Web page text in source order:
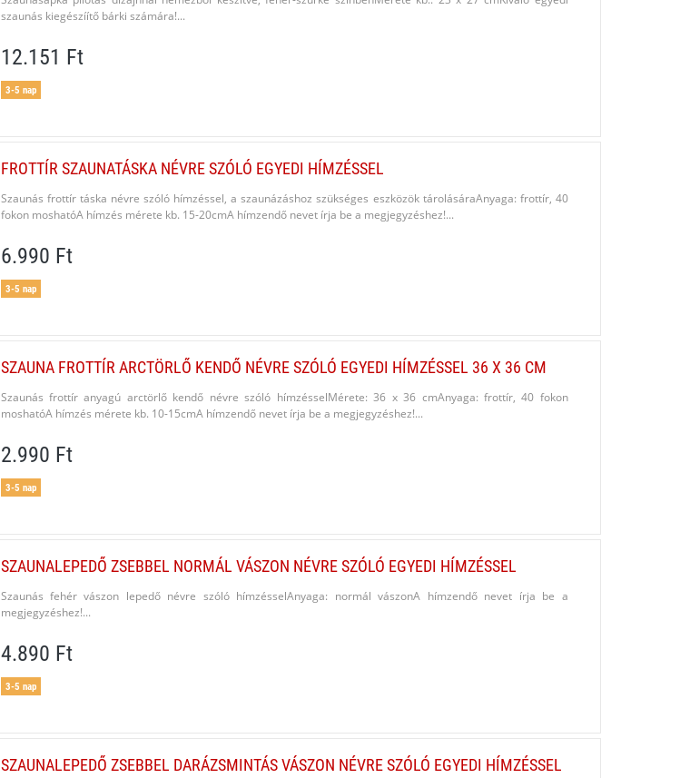
szaunás kiegészíítő bárki számára!...
12.151 Ft
3-5 nap
FROTTÍR SZAUNATÁSKA NÉVRE SZÓLÓ EGYEDI HÍMZÉSSEL
Szaunás frottír táska névre szóló hímzéssel, a szaunázáshoz szükséges eszközök tárolásáraAnyaga: frottír, 40
fokon moshatóA hímzés mérete kb. 15-20cmA hímzendő nevet írja be a megjegyzéshez!...
6.990 Ft
3-5 nap
SZAUNA FROTTÍR ARCTÖRLŐ KENDŐ NÉVRE SZÓLÓ EGYEDI HÍMZÉSSEL 36 X 36 CM
Szaunás frottír anyagú arctörlő kendő névre szóló hímzésselMérete: 36 x 36 cmAnyaga: frottír, 40 fokon
moshatóA hímzés mérete kb. 10-15cmA hímzendő nevet írja be a megjegyzéshez!...
2.990 Ft
3-5 nap
SZAUNALEPEDŐ ZSEBBEL NORMÁL VÁSZON NÉVRE SZÓLÓ EGYEDI HÍMZÉSSEL
Szaunás fehér vászon lepedő névre szóló hímzésselAnyaga: normál vászonA hímzendő nevet írja be a
megjegyzéshez!...
4.890 Ft
3-5 nap
SZAUNALEPEDŐ ZSEBBEL DARÁZSMINTÁS VÁSZON NÉVRE SZÓLÓ EGYEDI HÍMZÉSSEL